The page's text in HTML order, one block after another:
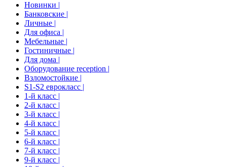
Новинки |
Банковские |
Личные |
Для офиса |
Мебельные |
Гостиничные |
Для дома |
Оборудование reception |
Взломостойкие |
S1-S2 еврокласс |
1-й класс |
2-й класс |
3-й класс |
4-й класс |
5-й класс |
6-й класс |
7-й класс |
9-й класс |